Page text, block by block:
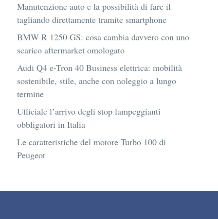
Manutenzione auto e la possibilità di fare il
tagliando direttamente tramite smartphone
BMW R 1250 GS: cosa cambia davvero con uno
scarico aftermarket omologato
Audi Q4 e-Tron 40 Business elettrica: mobilità
sostenibile, stile, anche con noleggio a lungo
termine
Ufficiale l’arrivo degli stop lampeggianti
obbligatori in Italia
Le caratteristiche del motore Turbo 100 di
Peugeot